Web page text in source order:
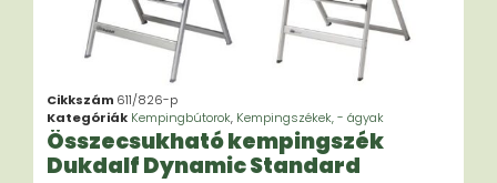
Cikkszám 611/826-p
Kategóriák Kempingbútorok, Kempingszékek, - ágyak
Összecsukható kempingszék
Dukdalf Dynamic Standard